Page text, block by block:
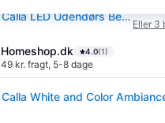
Philips Hue Calla LED Udendørs Bedlampe - 600lm - Sort
Eller 3
Homeshop.dk 4.0(1)
49 kr. fragt, 5-8 dage